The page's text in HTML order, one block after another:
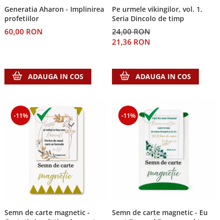
Teologie
A doua venire
Misiune
Contemporaneitate
Devotional
Lupta Spirituala
Schimbarea caracterului
Suferinta
Viata din belsug
Viata de zi cu zi
Generatia Aharon - Implinirea
profetiilor
60,00 RON
ADAUGA IN COS
Pe urmele vikingilor, vol. 1.
Seria Dincolo de timp
24,00 RON
21,36 RON
ADAUGA IN COS
-11%
Semn de carte magnetic -
-11%
Semn de carte magnetic - Eu